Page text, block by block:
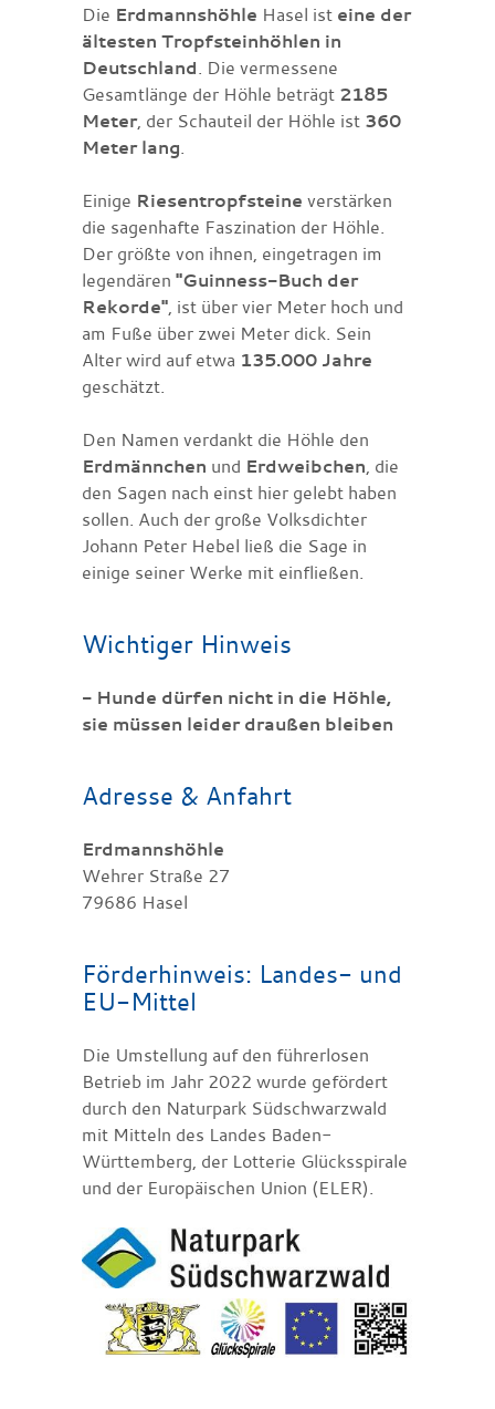
Die Erdmannshöhle Hasel ist eine der
ältesten Tropfsteinhöhlen in
Deutschland. Die vermessene
Gesamtlänge der Höhle beträgt 2185
Meter, der Schauteil der Höhle ist 360
Meter lang.
Einige Riesentropfsteine verstärken
die sagenhafte Faszination der Höhle.
Der größte von ihnen, eingetragen im
legendären "Guinness-Buch der
Rekorde", ist über vier Meter hoch und
am Fuße über zwei Meter dick. Sein
Alter wird auf etwa 135.000 Jahre
geschätzt.
Den Namen verdankt die Höhle den
Erdmännchen und Erdweibchen, die
den Sagen nach einst hier gelebt haben
sollen. Auch der große Volksdichter
Johann Peter Hebel ließ die Sage in
einige seiner Werke mit einfließen.
Wichtiger Hinweis
- Hunde dürfen nicht in die Höhle,
sie müssen leider draußen bleiben
Adresse & Anfahrt
Erdmannshöhle
Wehrer Straße 27
79686 Hasel
Förderhinweis: Landes- und
EU-Mittel
Die Umstellung auf den führerlosen
Betrieb im Jahr 2022 wurde gefördert
durch den Naturpark Südschwarzwald
mit Mitteln des Landes Baden-
Württemberg, der Lotterie Glücksspirale
und der Europäischen Union (ELER).